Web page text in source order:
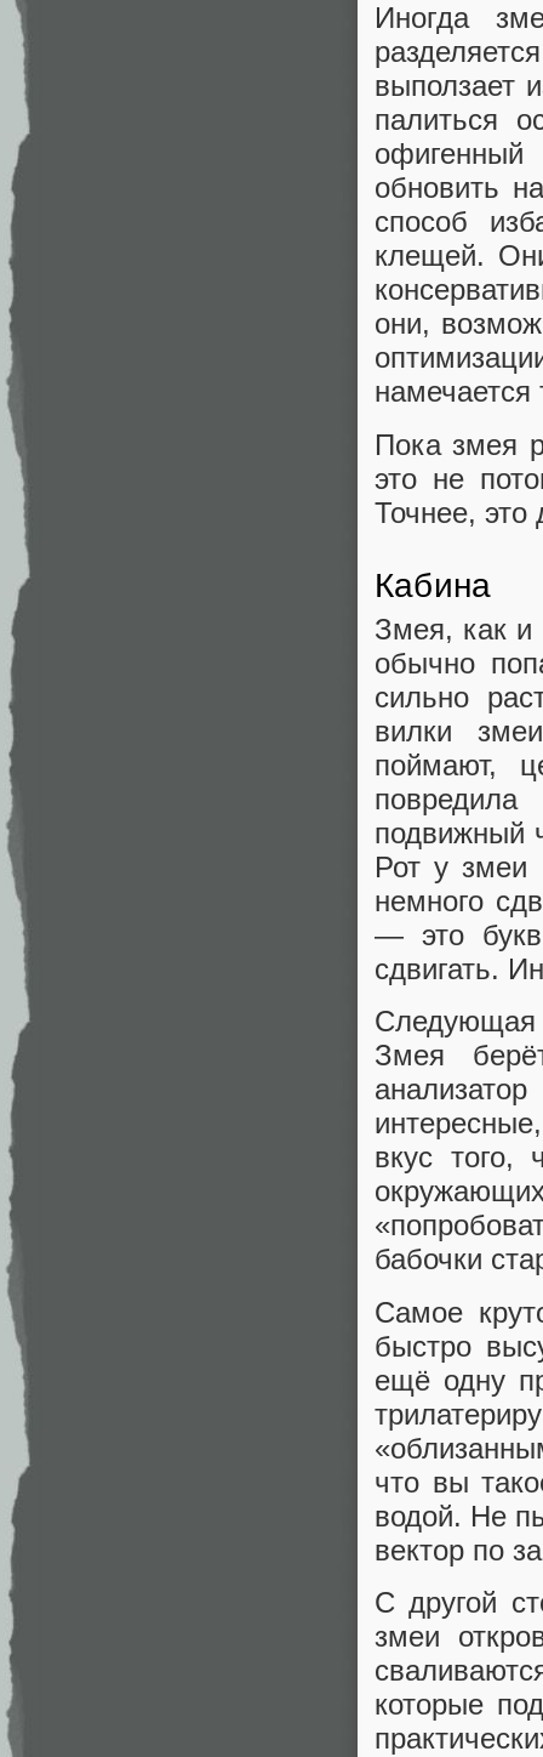
Иногда
выползает
палиться
обновить
способ
клещей.
они,
намечается
Пока змея
это не
Точнее, это
Кабина
Змея, как и
обычно
сильно
вилки
поймают,
подвижный
Рот у змеи
немного
— это
сдвигать.
Следующая
Змея
вкус того,
бабочки
Самое
быстро
ещё одну
что вы
водой. Не
вектор по
С другой
змеи
которые